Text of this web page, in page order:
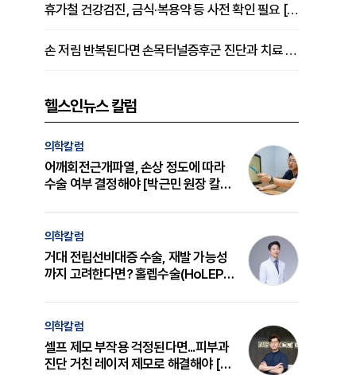
휴가철 건강검진, 금식·복용약 등 사전 확인 필요 [정도감 원장 칼럼]
손 저림 반복된다면 손목터널증후군 진단과 치료 시기 살펴야 [김동현 원장 칼럼]
헬스인뉴스 칼럼
의학칼럼
어깨회전근개파열, 손상 정도에 따라
수술 여부 결정해야 [박근민 원장 칼
의학칼럼
거대 전립선비대증 수술, 재발 가능성
까지 고려한다면? 홀렙수술(HoLEP)
의학칼럼
셀프 제모 부작용 걱정된다면...피부과
진단 거친 레이저 제모로 해결해야 [변